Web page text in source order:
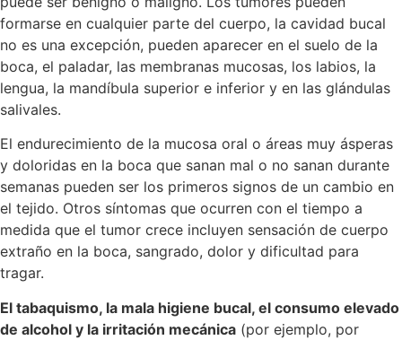
formarse en cualquier parte del cuerpo, la cavidad bucal
no es una excepción, pueden aparecer en el suelo de la
boca, el paladar, las membranas mucosas, los labios, la
lengua, la mandíbula superior e inferior y en las glándulas
salivales.
El endurecimiento de la mucosa oral o áreas muy ásperas
y doloridas en la boca que sanan mal o no sanan durante
semanas pueden ser los primeros signos de un cambio en
el tejido. Otros síntomas que ocurren con el tiempo a
medida que el tumor crece incluyen sensación de cuerpo
extraño en la boca, sangrado, dolor y dificultad para
tragar.
El tabaquismo, la mala higiene bucal, el consumo elevado
de alcohol y la irritación mecánica (por ejemplo, por